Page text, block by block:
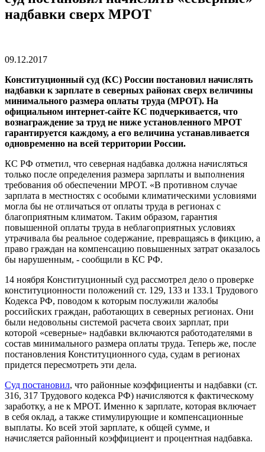
надбавки сверх МРОТ
09.12.2017
Конституционный суд (КС) России постановил начислять
надбавки к зарплате в северных районах сверх величины
минимального размера оплаты труда (МРОТ). На
официальном интернет-сайте КС подчеркивается, что
вознаграждение за труд не ниже установленного МРОТ
гарантируется каждому, а его величина устанавливается
одновременно на всей территории России.
КС РФ отметил, что северная надбавка должна начисляться
только после определения размера зарплаты и выполнения
требования об обеспечении МРОТ. «В противном случае
зарплата в местностях с особыми климатическими условиями
могла бы не отличаться от оплаты труда в регионах с
благоприятным климатом. Таким образом, гарантия
повышенной оплаты труда в неблагоприятных условиях
утрачивала бы реальное содержание, превращаясь в фикцию, а
право граждан на компенсацию повышенных затрат оказалось
бы нарушенным, - сообщили в КС РФ.
14 ноября Конституционный суд рассмотрел дело о проверке
конституционности положений ст. 129, 133 и 133.1 Трудового
Кодекса РФ, поводом к которым послужили жалобы
российских граждан, работающих в северных регионах. Они
были недовольны системой расчета своих зарплат, при
которой «северные» надбавки включаются работодателями в
состав минимального размера оплаты труда. Теперь же, после
постановления Конституционного суда, судам в регионах
придется пересмотреть эти дела.
Суд постановил, что районные коэффициенты и надбавки (ст.
316, 317 Трудового кодекса РФ) начисляются к фактическому
заработку, а не к МРОТ. Именно к зарплате, которая включает
в себя оклад, а также стимулирующие и компенсационные
выплаты. Ко всей этой зарплате, к общей сумме, и
начисляется районный коэффициент и процентная надбавка.